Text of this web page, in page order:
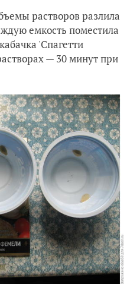
растворов разлила
емкость поместила
'Спагетти
— 30 минут при